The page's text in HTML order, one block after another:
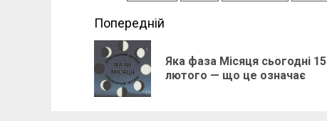
Post
navigation
Попередній
Яка фаза Місяця сьогодні 15
лютого — що це означає